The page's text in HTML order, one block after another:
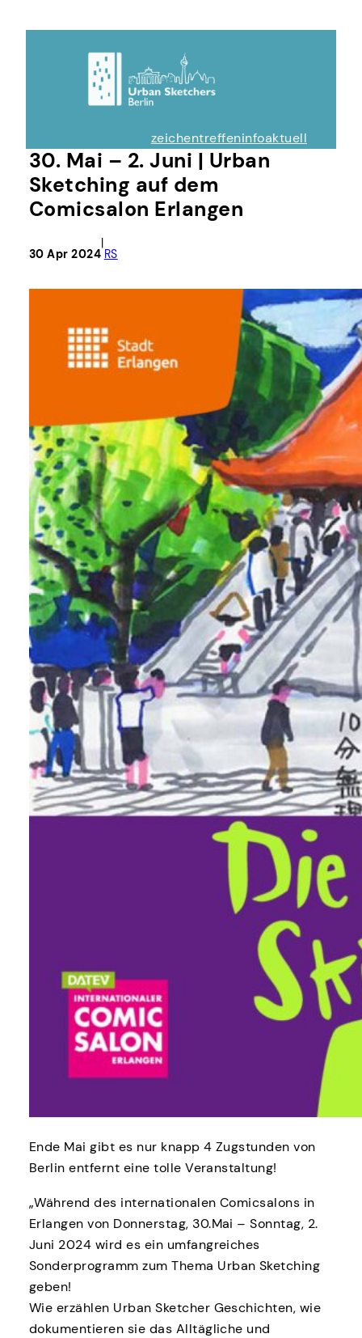
zeichentreffeninfoaktuell
30. Mai – 2. Juni | Urban
Sketching auf dem
Comicsalon Erlangen
30 Apr 2024
|
RS
Ende Mai gibt es nur knapp 4 Zugstunden von
Berlin entfernt eine tolle Veranstaltung!
„Während des internationalen Comicsalons in
Erlangen von Donnerstag, 30.Mai – Sonntag, 2.
Juni 2024 wird es ein umfangreiches
Sonderprogramm zum Thema Urban Sketching
geben!
Wie erzählen Urban Sketcher Geschichten, wie
dokumentieren sie das Alltägliche und